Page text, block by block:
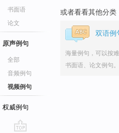
书面语
论文
原声例句
全部
音频例句
视频例句
权威例句
或者看看其他分类
双语例
海量例句，可以按
书面语、论文例句。